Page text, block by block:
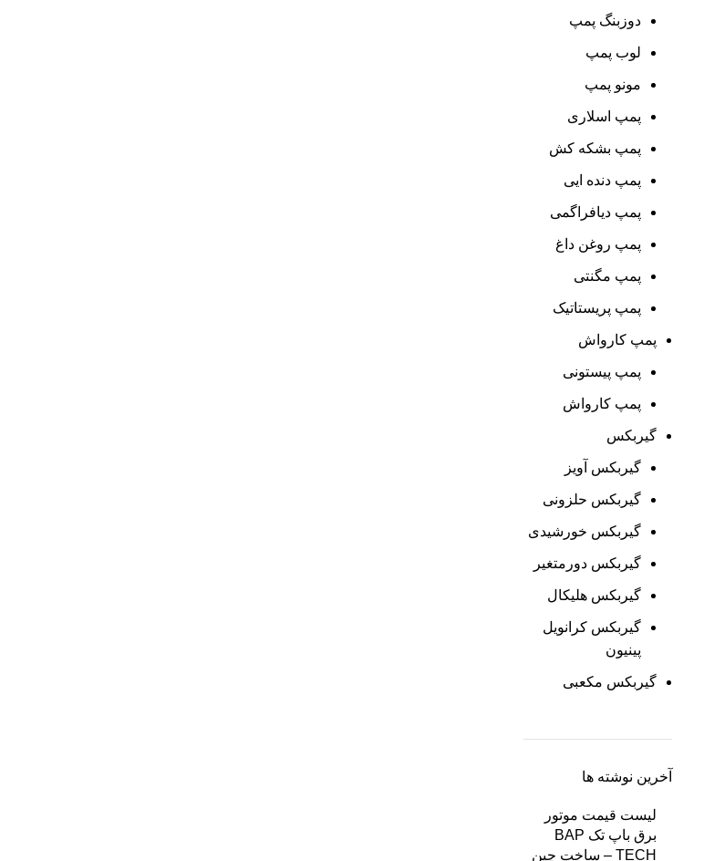
دوزبنگ پمپ
لوب پمپ
مونو پمپ
پمپ اسلاری
پمپ بشکه کش
پمپ دنده ایی
پمپ دیافراگمی
پمپ روغن داغ
پمپ مگنتی
پمپ پریستاتیک
پمپ کارواش
پمپ پیستونی
پمپ کارواش
گیربکس
گیربکس آویز
گیربکس حلزونی
گیربکس خورشیدی
گیربکس دورمتغیر
گیربکس هلیکال
گیربکس کرانویل
پینیون
گیربکس مکعبی
آخرین نوشته ها
لیست قیمت موتور
برق باپ تک BAP
TECH – ساخت چین